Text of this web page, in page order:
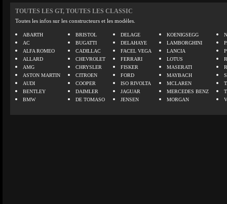
TOUTES LES GT, TOUTES LES CLASSIC
Toutes les infos sur les constructeurs et les modèles.
ABARTH
AC
ALFA ROMEO
ALLARD
AMG
ASTON MARTIN
AUDI
BENTLEY
BMW
BRISTOL
BUGATTI
CADILLAC
CHEVROLET
CHRYSLER
CITROEN
COOPER
DAIMLER
DE TOMASO
DELAGE
DELAHAYE
FACEL VEGA
FERRARI
FISKER
FORD
ISO RIVOLTA
JAGUAR
JENSEN
KOENIGSEGG
LAMBORGHINI
LANCIA
LOTUS
MASERATI
MAYBACH
MCLAREN
MERCEDES BENZ
MORGAN